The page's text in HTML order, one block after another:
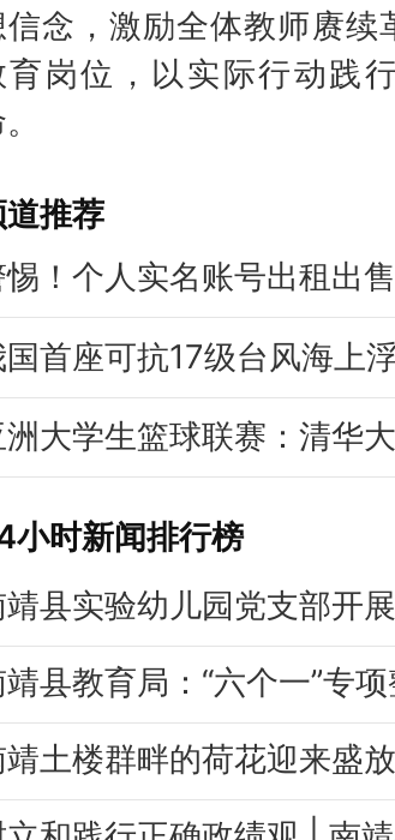
信念，激励全体教师赓续
育岗位，以实际行动践
推荐
！个人实名账号出租出
首座可抗17级台风海上
洲大学生篮球联赛：清华
小时新闻排行榜
县实验幼儿园党支部开
土楼群畔的荷花迎来盛